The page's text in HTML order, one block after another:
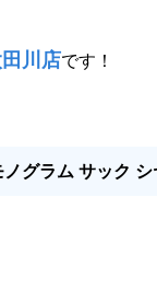
川店です！
グラム サック シ